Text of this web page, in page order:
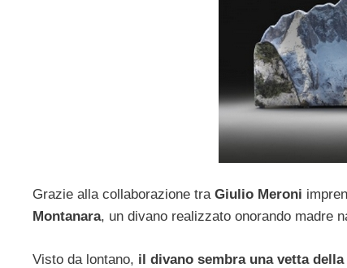
Grazie alla collaborazione tra Giulio Meroni
Montanara, un divano realizzato onorando madre
Visto da lontano, il divano sembra una vetta